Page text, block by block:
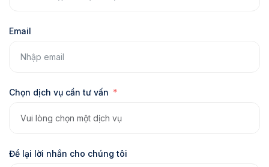
Email
Chọn dịch vụ cần tư vấn
Để lại lời nhắn cho chúng tôi